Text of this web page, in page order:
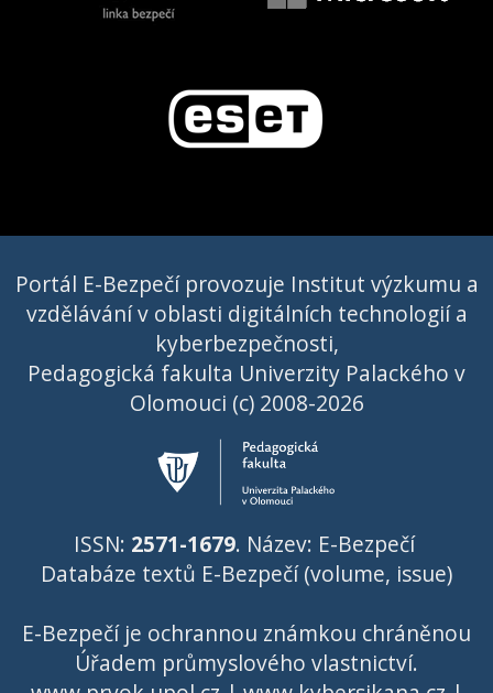
Portál E-Bezpečí provozuje Institut výzkumu a
vzdělávání v oblasti digitálních technologií a
kyberbezpečnosti,
Pedagogická fakulta Univerzity Palackého v
Olomouci (c) 2008-2026
ISSN: 2571-1679. Název: E-Bezpečí
Databáze textů E-Bezpečí (volume, issue)
E-Bezpečí je ochrannou známkou chráněnou
Úřadem průmyslového vlastnictví.